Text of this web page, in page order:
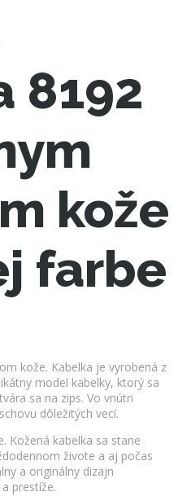
8192
kože
farbe
kože. Kabelka je vyrobená z
model kabelky, ktorý sa
sa na zips. Vo vnútri
dôležitých vecí.
Kožená kabelka sa stane
živote a aj počas
a originálny dizajn
prestíže.